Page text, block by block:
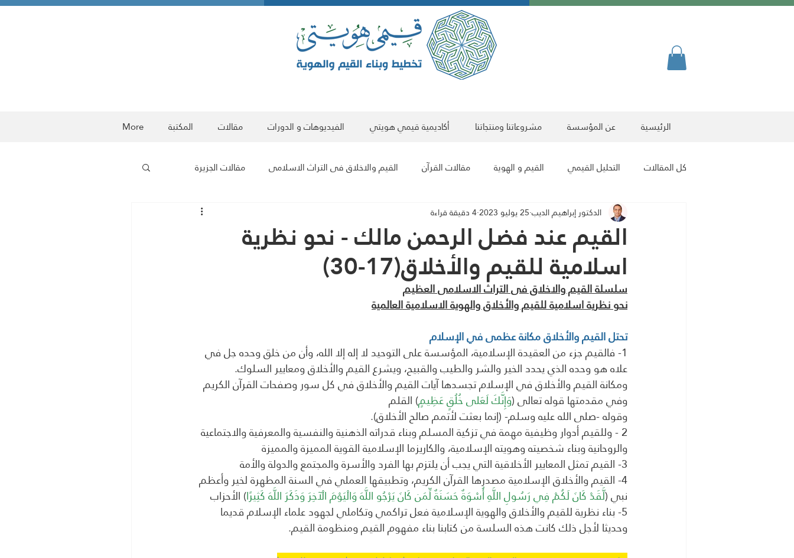
الرئيسية عن المؤسسة مشروعاتنا ومنتجاتنا أكاديمية قيمي هويتي الفيديوهات و الدورات مقالات المكتبة More
كل المقالات التحليل القيمي القيم و الهوية مقالات القرآن القيم والاخلاق فى التراث الاسلامى مقالات الجزيرة
ﻗﯾم ﺻﻧﻌت أﺑطﺎل مقالات الرياضة مقالات علمية البناء الحضاري للمجتمع والفرد معركة الوعي
مقالات فنية مقالات المعرفة سلسلة مقالات هوية العالم
القيم عند فضل الرحمن مالك - نحو نظرية
اسلامية للقيم والأخلاق(17-30)
الدكتور إبراهيم الديب25 يوليو 2023 4 دقيقة قراءة
سلسلة القيم والاخلاق فى التراث الاسلامى العظيم
نحو نظرية اسلامية للقيم والأخلاق والهوية الاسلامية العالمية
تحتل القيم والأخلاق مكانة عظمى في الإسلام
1- فالقيم جزء من العقيدة الإسلامية، المؤسسة على التوحيد لا إله إلا الله، وأن من خلق وحده جل في
علاه هو وحده الذي يحدد الخير والشر والطيب والقبيح، ويشرع القيم والأخلاق ومعايير السلوك.
ومكانة القيم والأخلاق في الإسلام تجسدها آيات القيم والأخلاق في كل سور وصفحات القرآن الكريم
وفي مقدمتها قوله تعالى (وَإِنَّكَ لَعَلى خُلُقٍ عَظِيمٍ) القلم
وقوله -صلى الله عليه وسلم- (إنما بعثت لأتمم صالح الأخلاق).
2 - وللقيم أدوار وظيفية مهمة في تزكية المسلم وبناء قدراته الذهنية والنفسية والمعرفية والاجتماعية
والروحانية وبناء شخصيته وهويته الإسلامية، والكاريزما الإسلامية القوية المميزة والمميزة
3- القيم تمثل المعايير الأخلاقية التي يجب أن يلتزم بها الفرد والأسرة والمجتمع والدولة والأمة
4- القيم والأخلاق الإسلامية مصدرها القرآن الكريم، وتطبيقها العملي في السنة المطهرة لخير وأعظم
نبي (لَّقَدْ كَانَ لَكُمْ فِي رَسُولِ اللَّهِ أُسْوَةٌ حَسَنَةٌ لِّمَن كَانَ يَرْجُو اللَّهَ وَالْيَوْمَ الْآخِرَ وَذَكَرَ اللَّهَ كَثِيرًا) الأحزاب
5- بناء نظرية للقيم والأخلاق والهوية الإسلامية فعل تراكمي وتكاملي لجهود علماء الإسلام قديما
وحديثا لأجل ذلك كانت هذه السلسة من كتابنا بناء مفهوم القيم ومنظومة القيم.